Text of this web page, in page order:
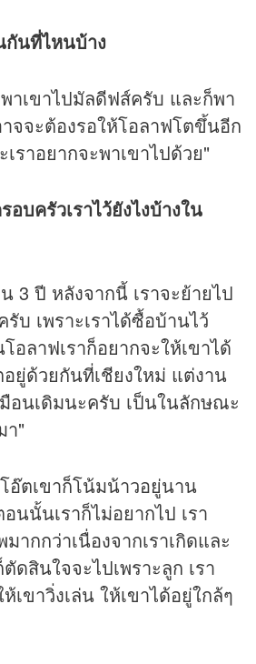
กันที่ไหนบ้าง
าเขาไปมัลดีฟส์ครับ และก็พา
จจะต้องรอให้โอลาฟโตขึ้นอีก
ราอยากจะพาเขาไปด้วย"
บครัวเราไว้ยังไงบ้างใน
3 ปี หลังจากนี้ เราจะย้ายไป
บ เพราะเราได้ซื้อบ้านไว้
อลาฟเราก็อยากจะให้เขาได้
ยู่ด้วยกันที่เชียงใหม่ แต่งาน
อนเดิมนะครับ เป็นในลักษณะ
า"
อ๊ตเขาก็โน้มน้าวอยู่นาน
นนั้นเราก็ไม่อยากไป เรา
ากกว่าเนื่องจากเราเกิดและ
สินใจจะไปเพราะลูก เรา
เขาวิ่งเล่น ให้เขาได้อยู่ใกล้ๆ